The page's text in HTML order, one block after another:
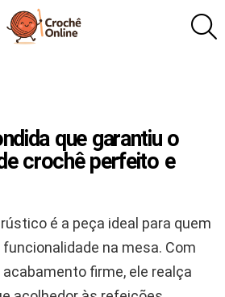
que garantiu o
crochê perfeito e
rústico é a peça ideal para quem
na mesa. Com
firme, ele realça